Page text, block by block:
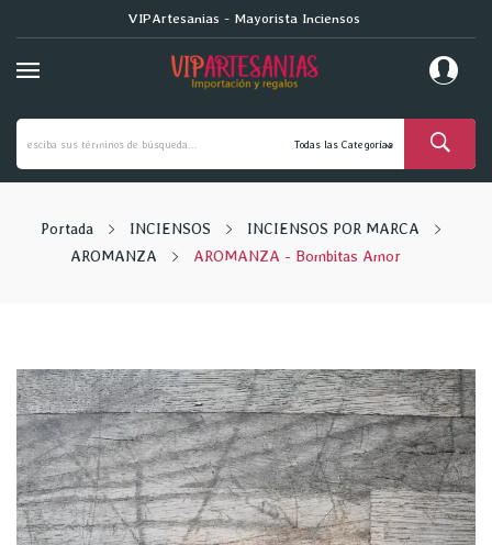
VIPArtesanias - Mayorista Inciensos
Portada INCIENSOS
INCIENSOS POR MARCA
AROMANZA
AROMANZA - Bombitas Amor